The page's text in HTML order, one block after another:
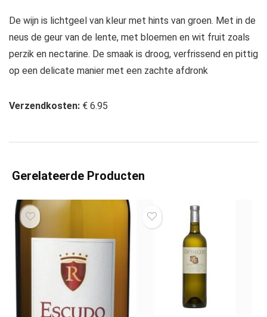
De wijn is lichtgeel van kleur met hints van groen. Met in de
neus de geur van de lente, met bloemen en wit fruit zoals
perzik en nectarine. De smaak is droog, verfrissend en pittig
op een delicate manier met een zachte afdronk
Verzendkosten: € 6.95
Gerelateerde Producten